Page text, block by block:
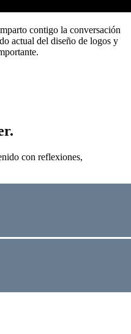
contigo la conversación
actual del diseño de logos y
con reflexiones,